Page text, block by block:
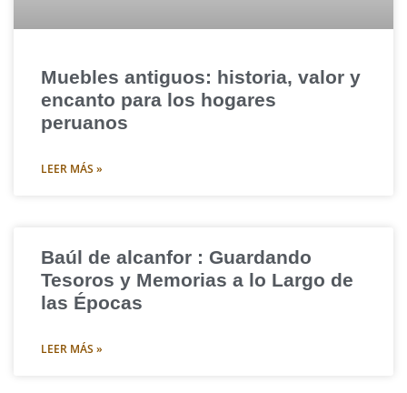
Muebles antiguos: historia, valor y
encanto para los hogares
peruanos
LEER MÁS »
Baúl de alcanfor : Guardando
Tesoros y Memorias a lo Largo de
las Épocas
LEER MÁS »